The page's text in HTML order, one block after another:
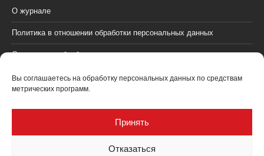
Вы соглашаетесь на обработку персональных данных по средствам
метрических программ.
Принять
Отказаться
О журнале
Политика в отношении обработки персональных данных
Согласие на обработку персональных данных
Пользовательское соглашение (оферта)